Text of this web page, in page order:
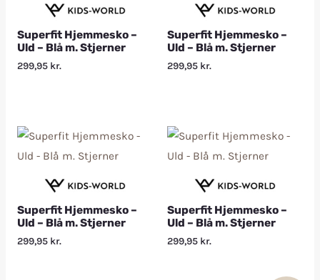
Superfit Hjemmesko –
Uld – Blå m. Stjerner
299,95 kr.
Superfit Hjemmesko –
Uld – Blå m. Stjerner
299,95 kr.
Superfit Hjemmesko –
Uld – Blå m. Stjerner
299,95 kr.
Superfit Hjemmesko –
Uld – Blå m. Stjerner
299,95 kr.